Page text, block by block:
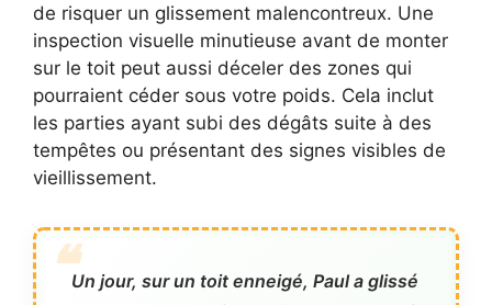
de risquer un glissement malencontreux. Une
inspection visuelle minutieuse avant de monter
sur le toit peut aussi déceler des zones qui
pourraient céder sous votre poids. Cela inclut
les parties ayant subi des dégâts suite à des
tempêtes ou présentant des signes visibles de
vieillissement.
Un jour, sur un toit enneigé, Paul a glissé